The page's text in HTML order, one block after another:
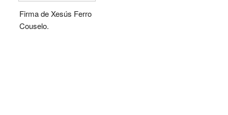
Firma de Xesús Ferro
Couselo.